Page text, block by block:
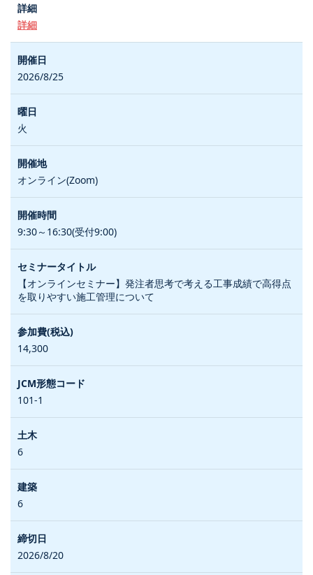
詳細
2026/8/25
火
オンライン(Zoom)
9:30～16:30(受付9:00)
【オンラインセミナー】発注者思考で考える工事成績で高得点
を取りやすい施工管理について
14,300
101-1
6
6
2026/8/20